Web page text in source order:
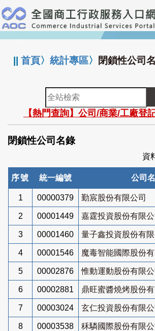
跳
到
主
要
:::
||首頁〉統計專區〉 閉鎖性公司
全
站
檢
索
【熱門查詢】公司/商業/工廠登
閉鎖性公司名錄
資
序號 統一編號 公司
1 00000379 勤宸股份有限公司
2 00001449 嘉霆投資股份有限公
3 00001460 量子鑫投資股份有限
4 00001546 魔毒智能國際股份有
5 00002876 惟動運動股份有限公
6 00002881 鼎旺蜜醬燒烤股份有
7 00003024 玄仁投資股份有限公
8 00003538 秝驎國際股份有限公